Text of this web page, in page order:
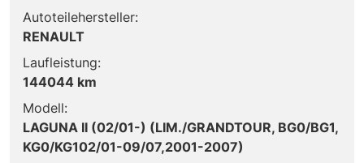
Autoteilehersteller:
RENAULT
Laufleistung:
144044 km
Modell:
LAGUNA II (02/01-) (LIM./GRANDTOUR, BG0/BG1,
KG0/KG102/01-09/07,2001-2007)